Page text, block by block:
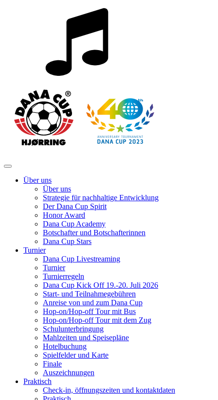
Über uns
Über uns
Strategie für nachhaltige Entwicklung
Der Dana Cup Spirit
Honor Award
Dana Cup Academy
Botschafter und Botschafterinnen
Dana Cup Stars
Turnier
Dana Cup Livestreaming
Turnier
Turnierregeln
Dana Cup Kick Off 19.-20. Juli 2026
Start- und Teilnahmegebühren
Anreise von und zum Dana Cup
Hop-on/Hop-off Tour mit Bus
Hop-on/Hop-off Tour mit dem Zug
Schulunterbringung
Mahlzeiten und Speisepläne
Hotelbuchung
Spielfelder und Karte
Finale
Auszeichnungen
Praktisch
Check-in, öffnungszeiten und kontaktdaten